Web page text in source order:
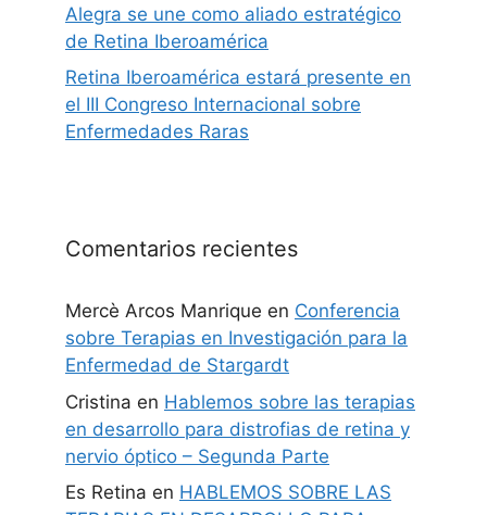
Alegra se une como aliado estratégico
de Retina Iberoamérica
Retina Iberoamérica estará presente en
el III Congreso Internacional sobre
Enfermedades Raras
Comentarios recientes
Mercè Arcos Manrique en Conferencia
sobre Terapias en Investigación para la
Enfermedad de Stargardt
Cristina en Hablemos sobre las terapias
en desarrollo para distrofias de retina y
nervio óptico – Segunda Parte
Es Retina en HABLEMOS SOBRE LAS